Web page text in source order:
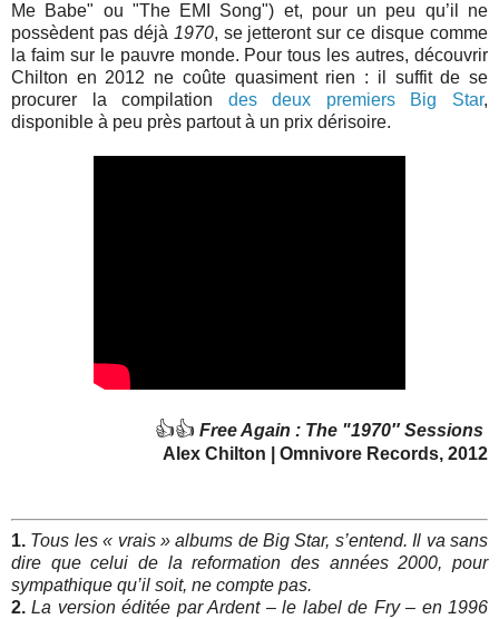
Me Babe" ou "The EMI Song") et, pour un peu qu’il ne
possèdent pas déjà 1970, se jetteront sur ce disque comme
la faim sur le pauvre monde. Pour tous les autres, découvrir
Chilton en 2012 ne coûte quasiment rien : il suffit de se
procurer la compilation des deux premiers Big Star,
disponible à peu près partout à un prix dérisoire.
👍👍 Free Again : The "1970″ Sessions
Alex Chilton | Omnivore Records, 2012
1. Tous les « vrais » albums de Big Star, s’entend. Il va sans
dire que celui de la reformation des années 2000, pour
sympathique qu’il soit, ne compte pas.
2. La version éditée par Ardent – le label de Fry – en 1996